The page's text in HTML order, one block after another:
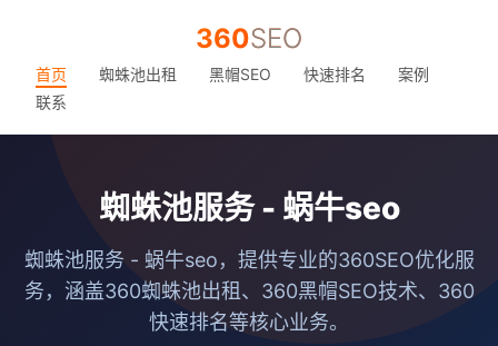
360SEO
首页 蜘蛛池出租 黑帽SEO 快速排名
案例
联系
蜘蛛池服务 - 蜗牛seo
蜘蛛池服务 - 蜗牛seo，提供专业的360SEO优化服
务，涵盖360蜘蛛池出租、360黑帽SEO技术、360
快速排名等核心业务。